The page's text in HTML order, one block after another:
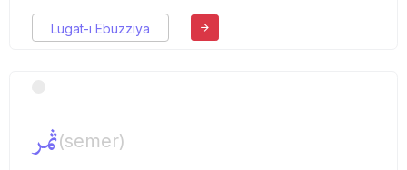
Lugat-ı Ebuzziya
ثمر(semer)